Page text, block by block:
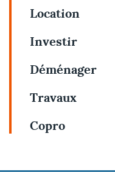
Location
Investir
Déménager
Travaux
Copro